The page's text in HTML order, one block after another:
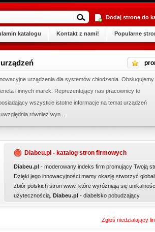
Dodaj stronę do
katalogu Kontakt z nami! Popularne
urządzenia dla systemów chłodzenia. Obsługujemy
i innych marek. Reprezentujący nas pracownicy to
wszystkie istotne informacje na temat urządzeń
również wyn...
Diabeu.pl - katalog stron firmowych
Diabeu.pl - moderowany indeks firm promujący Twoją
Dzięki jego innowacyjności mamy okazję stworzyć
zbiór polskich stron www, które wyróżniają się
użytecznością. Diabeu.pl - diabelsko pobudzający.
Zgłoś niedziałający